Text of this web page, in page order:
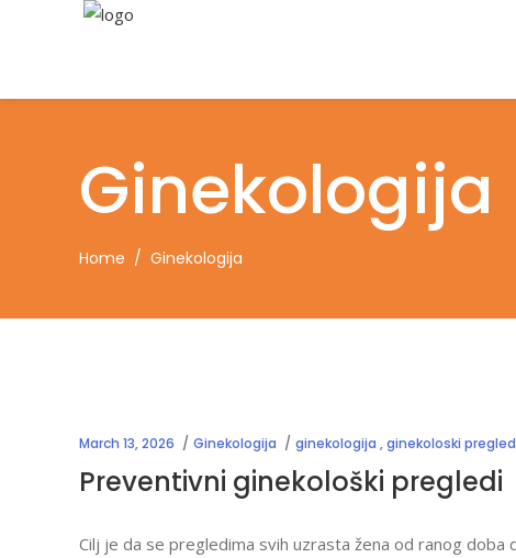
Ginekologija
Home / Ginekologija
March 13, 2026 Ginekologija ginekologija ,ginekoloski
Preventivni ginekološki pregledi
Cilj je da se pregledima svih uzrasta žena od ranog doba